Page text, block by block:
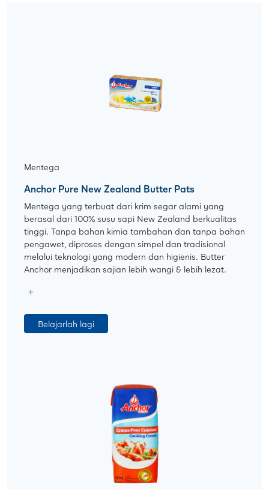
Mentega
Anchor Pure New Zealand Butter Pats
Mentega yang terbuat dari krim segar alami yang
berasal dari 100% susu sapi New Zealand berkualitas
tinggi. Tanpa bahan kimia tambahan dan tanpa bahan
pengawet, diproses dengan simpel dan tradisional
melalui teknologi yang modern dan higienis. Butter
Anchor menjadikan sajian lebih wangi & lebih lezat.
Belajarlah lagi